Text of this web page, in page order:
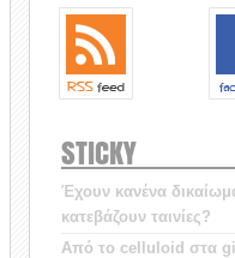
STICKY
Έχουν κανένα
κατεβάζουν ταινίες?
Από το celluloid στα